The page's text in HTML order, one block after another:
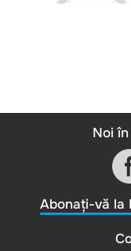
Noi
Abonați-vă la